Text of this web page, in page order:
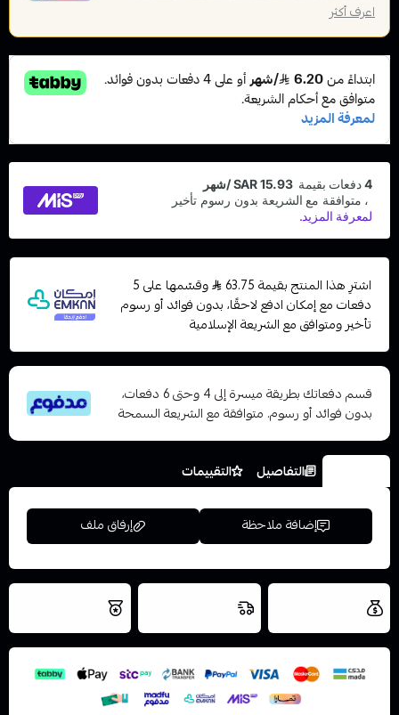
اعرف أكثر
اشترِ هذا المنتج بقيمة 63.75
وقسّمها على 5
دفعات مع إمكان ادفع لاحقًا، بدون فوائد أو رسوم
تأخير ومتوافق مع الشريعة الإسلامية
قسم دفعاتك بطريقة ميسرة إلى 4 وحتى 6 دفعات،
بدون فوائد أو رسوم. متوافقة مع الشريعة السمحة
التفاصيل التقييمات
إضافة ملاحظة إرفاق ملف
اسحب و افلت الملف هنا
استعراض
نتميز بلجودة